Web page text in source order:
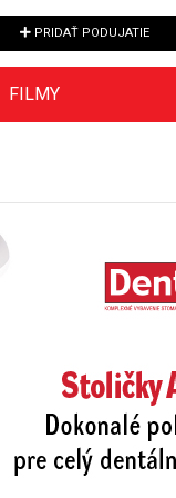
PRIDAŤ PODUJATIE
FILMY